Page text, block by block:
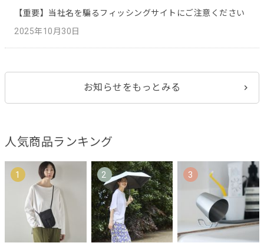
【重要】当社名を騙るフィッシングサイトにご注意ください
2025年10月30日
お知らせをもっとみる
人気商品ランキング
1 2 3